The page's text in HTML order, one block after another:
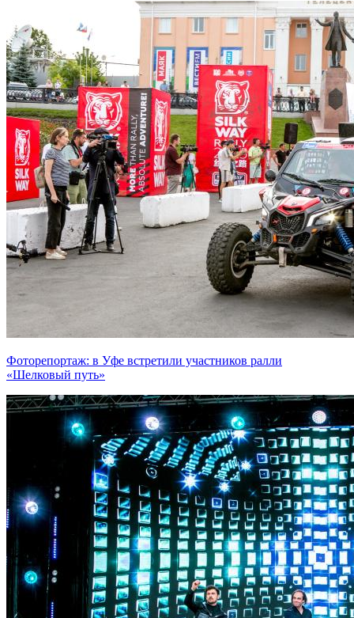
Фоторепортаж: в Уфе встретили участников ралли
«Шелковый путь»